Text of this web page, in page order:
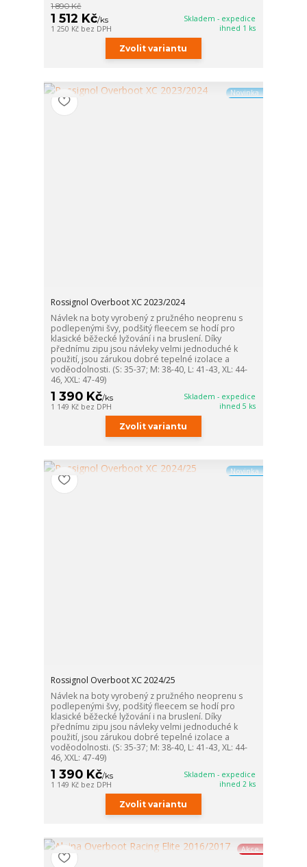
1 890 Kč
1 512 Kč/ks
1 250 Kč bez DPH
Skladem - expedice
ihned 1 ks
Zvolit variantu
Novinka
Rossignol Overboot XC 2023/2024
Návlek na boty vyrobený z pružného neoprenu s
podlepenými švy, podšitý fleecem se hodí pro
klasické běžecké lyžování i na bruslení. Díky
přednímu zipu jsou návleky velmi jednoduché k
použití, jsou zárukou dobré tepelné izolace a
voděodolnosti. (S: 35-37; M: 38-40, L: 41-43, XL: 44-
46, XXL: 47-49)
1 390 Kč/ks
1 149 Kč bez DPH
Skladem - expedice
ihned 5 ks
Zvolit variantu
Novinka
Rossignol Overboot XC 2024/25
Návlek na boty vyrobený z pružného neoprenu s
podlepenými švy, podšitý fleecem se hodí pro
klasické běžecké lyžování i na bruslení. Díky
přednímu zipu jsou návleky velmi jednoduché k
použití, jsou zárukou dobré tepelné izolace a
voděodolnosti. (S: 35-37; M: 38-40, L: 41-43, XL: 44-
46, XXL: 47-49)
1 390 Kč/ks
1 149 Kč bez DPH
Skladem - expedice
ihned 2 ks
Zvolit variantu
Akce